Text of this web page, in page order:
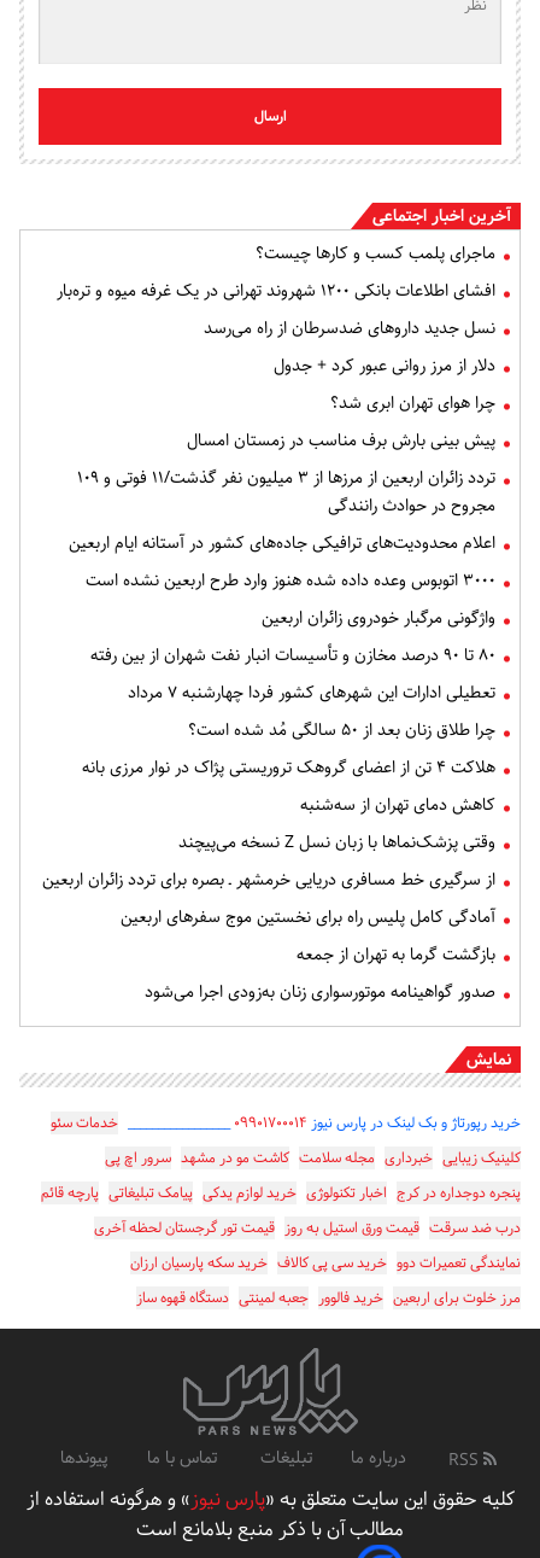
ارسال
آخرین اخبار اجتماعی
ماجرای پلمب کسب و کارها چیست؟
افشای اطلاعات بانکی ۱۲۰۰ شهروند تهرانی در یک غرفه میوه و تره‌بار
نسل جدید داروهای ضدسرطان از راه می‌رسد
دلار از مرز روانی عبور کرد + جدول
چرا هوای تهران ابری شد؟
پیش بینی بارش برف مناسب در زمستان امسال
تردد زائران اربعین از مرزها از ۳ میلیون نفر گذشت/۱۱ فوتی و ۱۰۹
مجروح در حوادث رانندگی
اعلام محدودیت‌های ترافیکی جاده‌های کشور در آستانه ایام اربعین
۳۰۰۰ اتوبوس وعده داده شده هنوز وارد طرح اربعین نشده است
واژگونی مرگبار خودروی زائران اربعین
۸۰ تا ۹۰ درصد مخازن و تأسیسات انبار نفت شهران از بین رفته
تعطیلی ادارات این شهرهای کشور فردا چهارشنبه ۷ مرداد
چرا طلاق زنان بعد از ۵۰ سالگی مُد شده است؟
هلاکت ۴ تن از اعضای گروهک تروریستی پژاک در نوار مرزی بانه
کاهش دمای تهران از سه‌شنبه
وقتی پزشک‌نماها با زبان نسل Z نسخه می‌پیچند
از سرگیری خط مسافری دریایی خرمشهر ـ بصره برای تردد زائران اربعین
آمادگی کامل پلیس راه برای نخستین موج سفرهای اربعین
بازگشت گرما به تهران از جمعه
صدور گواهینامه موتورسواری زنان به‌زودی اجرا می‌شود
نمایش
خرید رپورتاژ و بک لینک در پارس نیوز ۰۹۹۰۱۷۰۰۰۱۴
خدمات سئو
کلینیک زیبایی خبرداری مجله سلامت کاشت مو در مشهد سرور اچ پی
پنجره دوجداره در کرج اخبار تکنولوژی خرید لوازم یدکی پیامک تبلیغاتی پارچه قائم
درب ضد سرقت قیمت ورق استیل به روز قیمت تور گرجستان لحظه آخری
نمایندگی تعمیرات دوو خرید سی پی کالاف خرید سکه پارسیان ارزان
مرز خلوت برای اربعین خرید فالوور جعبه لمینتی دستگاه قهوه ساز
درباره ما تبلیغات تماس با ما پیوندها
کلیه حقوق این سایت متعلق به «پارس نیوز» و هرگونه استفاده از
مطالب آن با ذکر منبع بلامانع است